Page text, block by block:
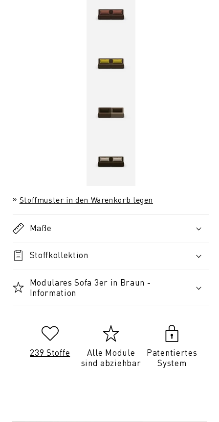
Stoffmuster in den Warenkorb legen
Maße
Stoffkollektion
Modulares Sofa 3er in Braun -
Information
239 Stoffe
Alle Module
sind abziehbar
Patentiertes
System